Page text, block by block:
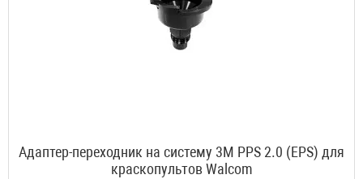
Адаптер-переходник на систему 3M PPS 2.0 (EPS) для
краскопультов Walcom